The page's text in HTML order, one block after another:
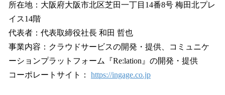
所在地：大阪府大阪市北区芝田一丁目14番8号 梅田北プレ
イス14階
代表者：代表取締役社長 和田 哲也
事業内容：クラウドサービスの開発・提供、コミュニケ
ーションプラットフォーム『Re:lation』の開発・提供
コーポレートサイト： https://ingage.co.jp